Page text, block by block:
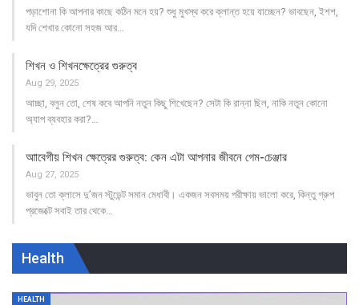
পড়াশোনা কি আপনার কাছে কঠিন মনে হয়? শুধু মুখস্থ করে ক্লান্ত হয়ে যাচ্ছেন? ভাবছেন, ইশশ,
যদি শেখার কোনো সহজ আর…
শিখন ও শিখনক্ষেত্রের গুরুত্ব
Aug 29, 2025
আচ্ছা, বলুন তো, শেষ কবে আপনি নতুন কিছু শিখেছেন? সেটা কি রান্না ছিল, নাকি নতুন কোনো
অ্যাপ ব্যবহার করা?…
আাবেগীয় শিখন ক্ষেত্রের গুরুত্ব: কেন এটা আপনার জীবনে গেম-চেঞ্জার
Aug 27, 2025
ভাবুন তো ক্লাসে দু’জন স্টুডেন্ট সমান মেধাবী। একজন সবসময় পরীক্ষায় ভালো করে, কিন্তু গ্রুপ
প্রজেক্টে সবাই তার থেকে…
Health
HEALTH